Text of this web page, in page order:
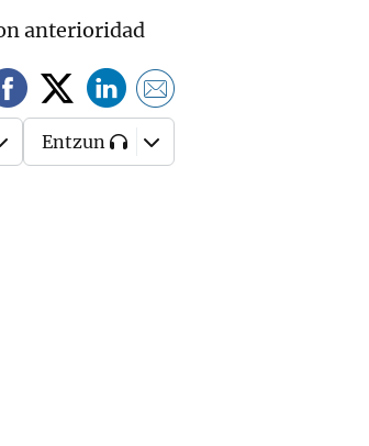
anterioridad
Entzun